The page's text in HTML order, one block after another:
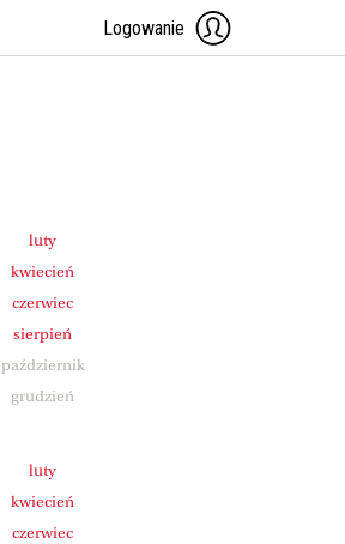
Logowanie
luty
kwiecień
czerwiec
sierpień
październik
grudzień
luty
kwiecień
czerwiec